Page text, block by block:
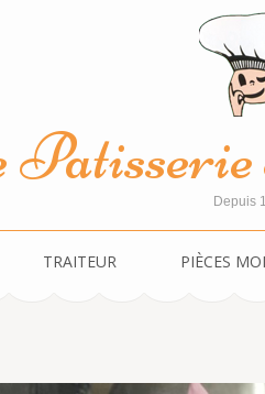
Depuis
TRAITEUR PIÈCES